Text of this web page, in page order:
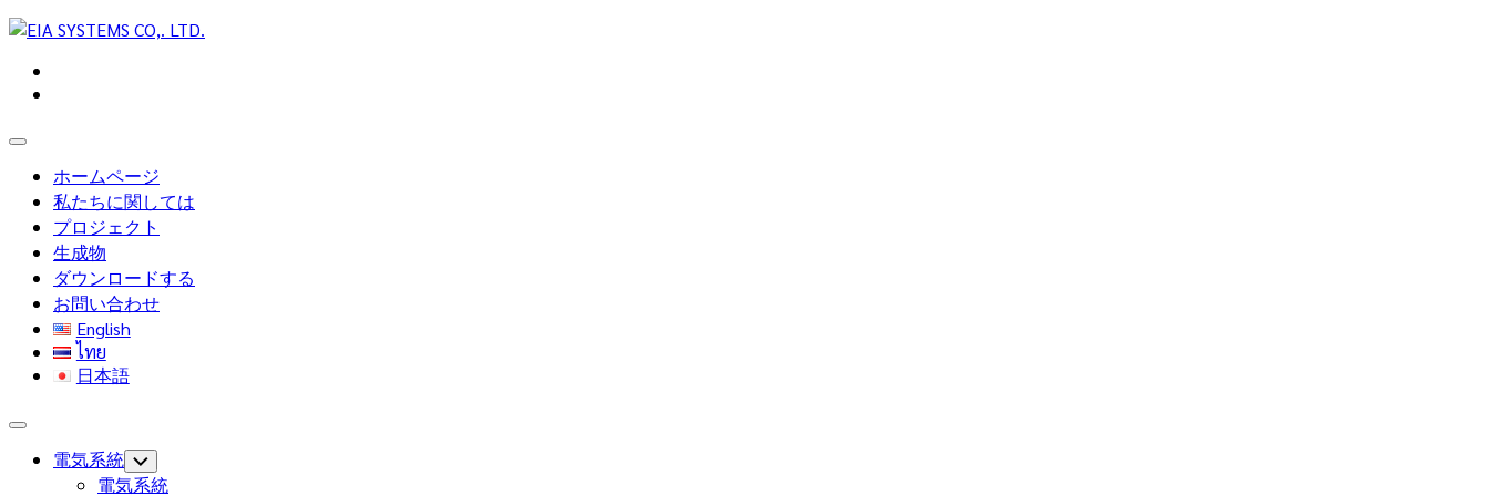
Skip
content
Expand
ホームページ
私たちに関しては
プロジェクト
生成物
ダウンロードする
お問い合わせ
English
ไทย
日本語
Expand
電気系統 Toggle
Child
電気系統